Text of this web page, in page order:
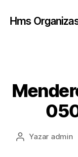
Hms
Yazının
Yazar admin